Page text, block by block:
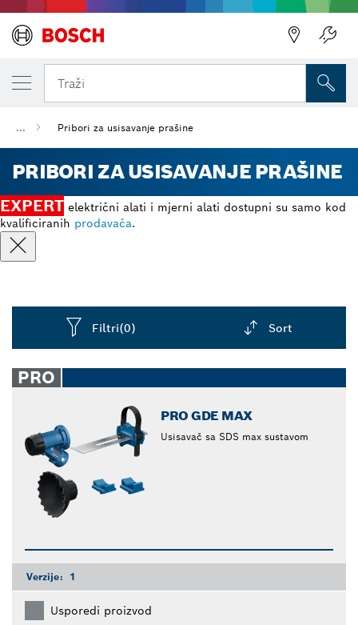
Traži
... Pribori za usisavanje prašine
PRIBORI ZA USISAVANJE PRAŠINE
EXPERT električni alati i mjerni alati dostupni su samo kod
kvalificiranih prodavača.
Filtri(0) Sort
closed
PRO
PRO GDE MAX
Usisavač sa SDS max sustavom
Verzije: 1
Usporedi proizvod